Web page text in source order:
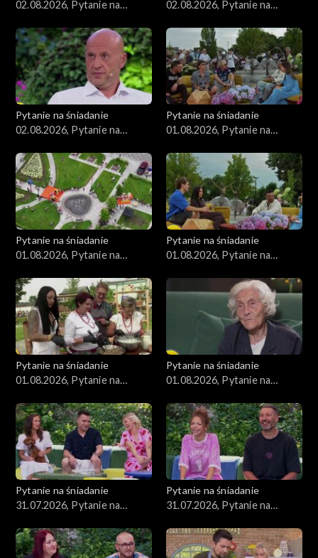
02.08.2026, Pytanie na
02.08.2026, Pytanie na
Pytanie na śniadanie
02.08.2026, Pytanie na
Pytanie na śniadanie
01.08.2026, Pytanie na
Pytanie na śniadanie
01.08.2026, Pytanie na
Pytanie na śniadanie
01.08.2026, Pytanie na
Pytanie na śniadanie
01.08.2026, Pytanie na
Pytanie na śniadanie
01.08.2026, Pytanie na
Pytanie na śniadanie
31.07.2026, Pytanie na
Pytanie na śniadanie
31.07.2026, Pytanie na